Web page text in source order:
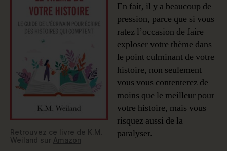
Retrouvez ce livre de K.M.
Weiland sur Amazon
En fait, il y a beaucoup de
pression, parce que si vous
ratez l’occasion de faire
exploser votre thème dans
le point culminant de votre
histoire, non seulement
vous vous contenterez de
moins que le meilleur pour
votre histoire, mais vous
risquez aussi de la
paralyser.